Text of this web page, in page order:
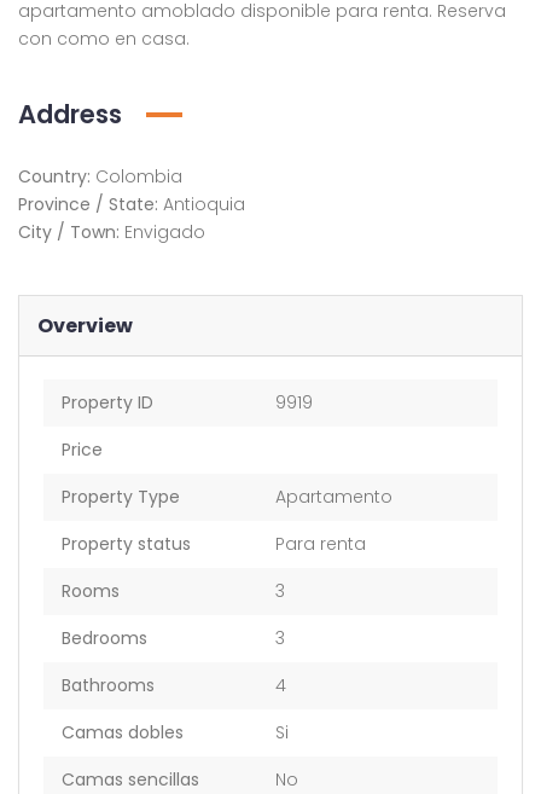
apartamento amoblado disponible para renta. Reserva
con como en casa.
Address
Country: Colombia
Province / State: Antioquia
City / Town: Envigado
Overview
Property ID
9919
Price
Property Type
Apartamento
Property status
Para renta
Rooms
3
Bedrooms
3
Bathrooms
4
Camas dobles
Si
Camas sencillas
No